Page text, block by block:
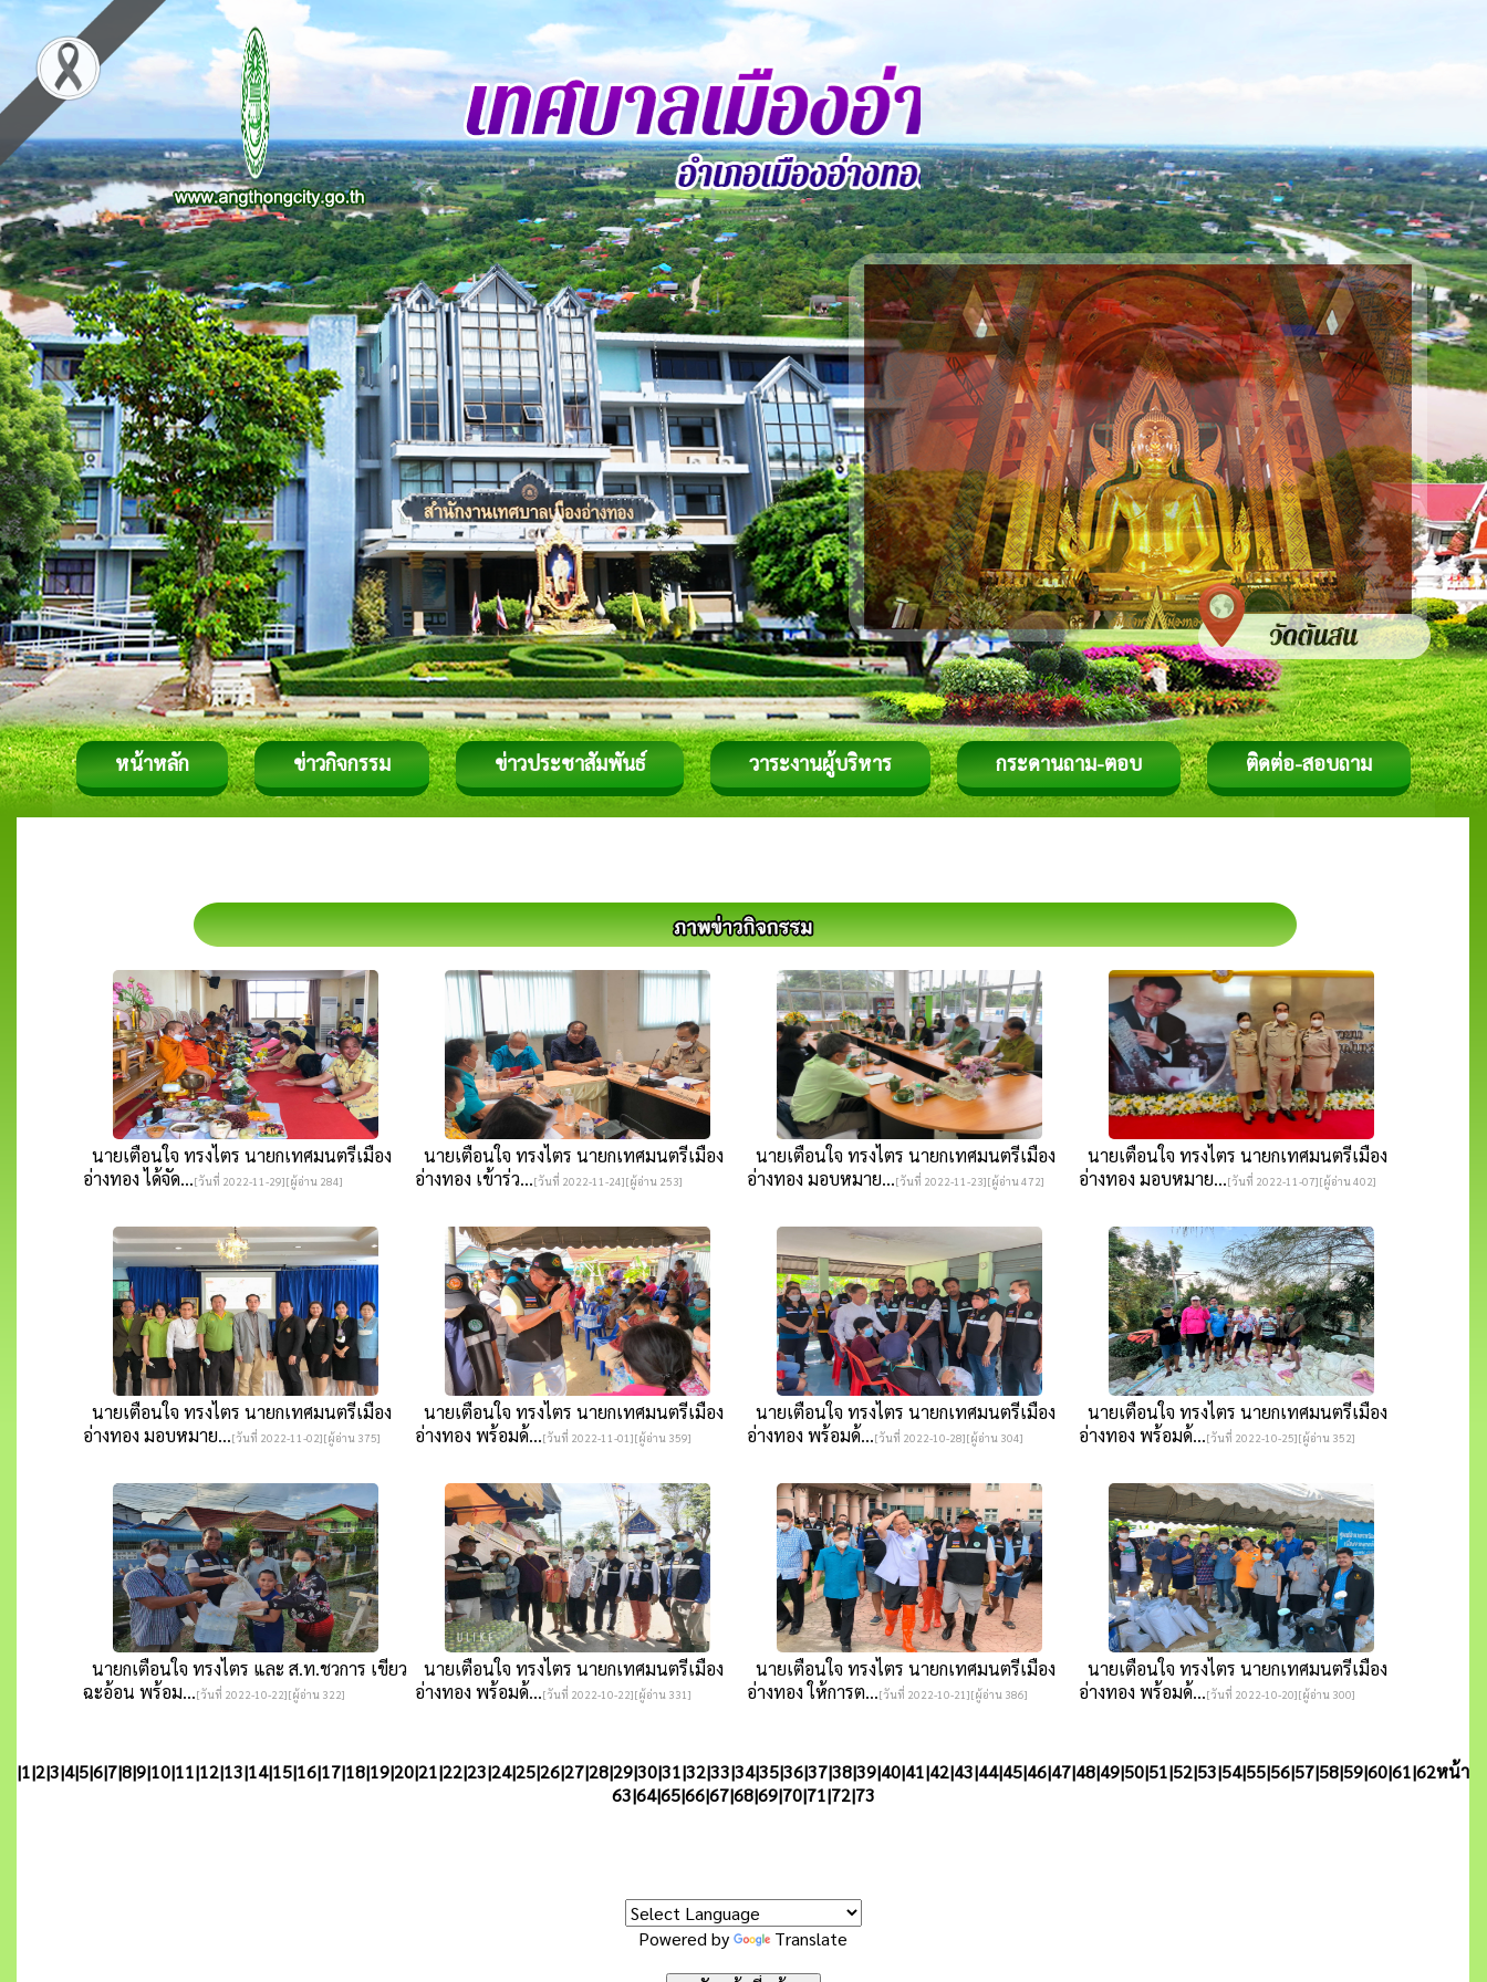
หน้าหลัก ข่าวกิจกรรม ข่าวประชาสัมพันธ์ วาระงานผู้บริหาร กระดานถาม-ตอบ ติดต่อ-สอบถาม
นายเตือนใจ ทรงไตร นายกเทศมนตรีเมือง
อ่างทอง ได้จัด...[วันที่ 2022-11-29][ผู้อ่าน 284]
นายเตือนใจ ทรงไตร นายกเทศมนตรีเมือง
อ่างทอง เข้าร่ว...[วันที่ 2022-11-24][ผู้อ่าน 253]
นายเตือนใจ ทรงไตร นายกเทศมนตรีเมือง
อ่างทอง มอบหมาย...[วันที่ 2022-11-23][ผู้อ่าน 472]
นายเตือนใจ ทรงไตร นายกเทศมนตรีเมือง
อ่างทอง มอบหมาย...[วันที่ 2022-11-07][ผู้อ่าน 402]
นายเตือนใจ ทรงไตร นายกเทศมนตรีเมือง
อ่างทอง มอบหมาย...[วันที่ 2022-11-02][ผู้อ่าน 375]
นายเตือนใจ ทรงไตร นายกเทศมนตรีเมือง
อ่างทอง พร้อมด้...[วันที่ 2022-11-01][ผู้อ่าน 359]
นายเตือนใจ ทรงไตร นายกเทศมนตรีเมือง
อ่างทอง พร้อมด้...[วันที่ 2022-10-28][ผู้อ่าน 304]
นายเตือนใจ ทรงไตร นายกเทศมนตรีเมือง
อ่างทอง พร้อมด้...[วันที่ 2022-10-25][ผู้อ่าน 352]
นายกเตือนใจ ทรงไตร และ ส.ท.ชวการ เขียว
ฉะอ้อน พร้อม...[วันที่ 2022-10-22][ผู้อ่าน 322]
นายเตือนใจ ทรงไตร นายกเทศมนตรีเมือง
อ่างทอง พร้อมด้...[วันที่ 2022-10-22][ผู้อ่าน 331]
นายเตือนใจ ทรงไตร นายกเทศมนตรีเมือง
อ่างทอง ให้การต...[วันที่ 2022-10-21][ผู้อ่าน 386]
นายเตือนใจ ทรงไตร นายกเทศมนตรีเมือง
อ่างทอง พร้อมด้...[วันที่ 2022-10-20][ผู้อ่าน 300]
|1|2|3|4|5|6|7|8|9|10|11|12|13|14|15|16|17|18|19|20|21|22|23|24|25|26|27|28|29|30|31|32|33|34|35|36|37|38|39|40|41|42|43|44|45|46|47|48|49|50|51|52|53|54|55|56|57|58|59|60|61|62หน้า
63|64|65|66|67|68|69|70|71|72|73
Powered by Translate